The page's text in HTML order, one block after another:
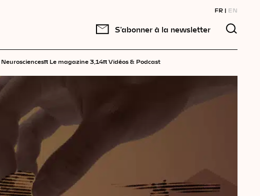
FR EN
S'abonner à la newsletter
Neurosciencesπ Le magazine 3,14π Vidéos & Podcast